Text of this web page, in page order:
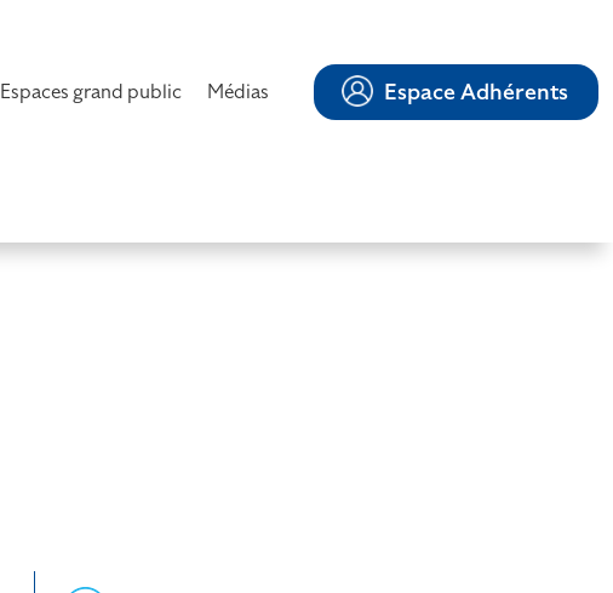
Espaces grand public Médias Espace Adhérents